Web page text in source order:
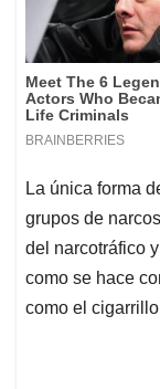
La única forma
grupos de
del narcotráfico
como se hace
como el